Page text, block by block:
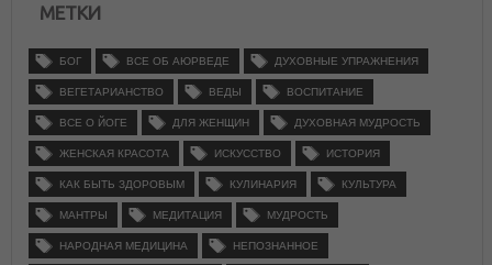
МЕТКИ
БОГ ВСЕ ОБ АЮРВЕДЕ ДУХОВНЫЕ УПРАЖНЕНИЯ
ВЕГЕТАРИАНСТВО ВЕДЫ ВОСПИТАНИЕ
ВСЕ О ЙОГЕ ДЛЯ ЖЕНЩИН ДУХОВНАЯ МУДРОСТЬ
ЖЕНСКАЯ КРАСОТА ИСКУССТВО ИСТОРИЯ
КАК БЫТЬ ЗДОРОВЫМ КУЛИНАРИЯ КУЛЬТУРА
МАНТРЫ МЕДИТАЦИЯ МУДРОСТЬ
НАРОДНАЯ МЕДИЦИНА НЕПОЗНАННОЕ